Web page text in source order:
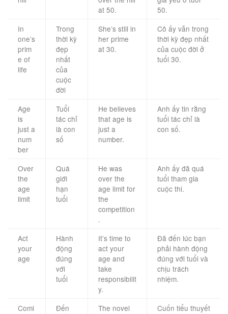
at 50.
50.
In
one’s
prim
e of
life
Trong
thời kỳ
đẹp
nhất
của
cuộc
đời
She’s still in
her prime
at 30.
Cô ấy vẫn trong
thời kỳ đẹp nhất
của cuộc đời ở
tuổi 30.
Age
is
just a
num
ber
Tuổi
tác chỉ
là con
số
He believes
that age is
just a
number.
Anh ấy tin rằng
tuổi tác chỉ là
con số.
Over
the
age
limit
Quá
giới
hạn
tuổi
He was
over the
age limit for
the
competition
.
Anh ấy đã quá
tuổi tham gia
cuộc thi.
Act
your
age
Hành
động
đúng
với
tuổi
It’s time to
act your
age and
take
responsibilit
y.
Đã đến lúc bạn
phải hành động
đúng với tuổi và
chịu trách
nhiệm.
Comi
Đến
The novel
Cuốn tiểu thuyết